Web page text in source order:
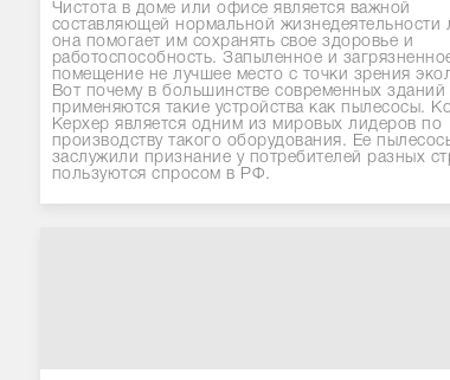
Чистота в доме или офисе является важной
составляющей нормальной жизнедеятельности
она помогает им сохранять свое здоровье и
работоспособность. Запыленное и
помещение не лучшее место с точки зрения
Вот почему в большинстве современных зданий
применяются такие устройства как пылесосы.
Керхер является одним из мировых лидеров по
производству такого оборудования. Ее
заслужили признание у потребителей разных
пользуются спросом в РФ.